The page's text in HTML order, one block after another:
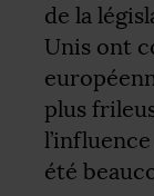
de la
Unis ont
plus
été